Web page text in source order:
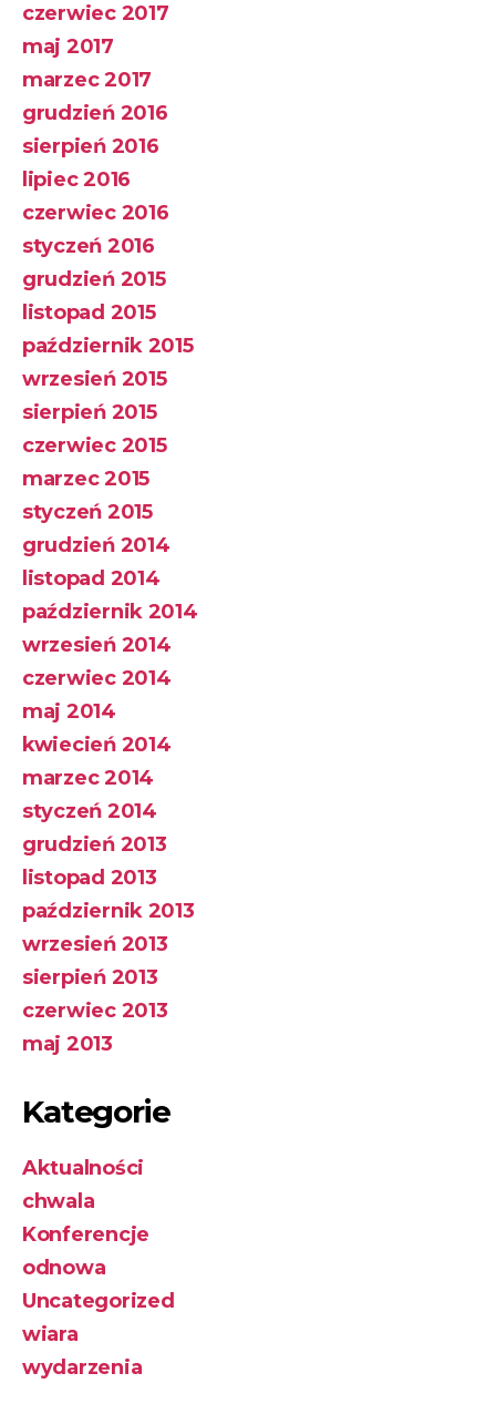
czerwiec 2017
maj 2017
marzec 2017
grudzień 2016
sierpień 2016
lipiec 2016
czerwiec 2016
styczeń 2016
grudzień 2015
listopad 2015
październik 2015
wrzesień 2015
sierpień 2015
czerwiec 2015
marzec 2015
styczeń 2015
grudzień 2014
listopad 2014
październik 2014
wrzesień 2014
czerwiec 2014
maj 2014
kwiecień 2014
marzec 2014
styczeń 2014
grudzień 2013
listopad 2013
październik 2013
wrzesień 2013
sierpień 2013
czerwiec 2013
maj 2013
Kategorie
Aktualności
chwala
Konferencje
odnowa
Uncategorized
wiara
wydarzenia